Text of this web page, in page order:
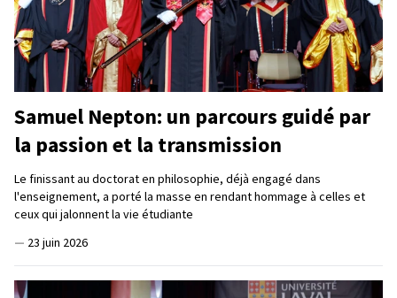
Samuel Nepton: un parcours guidé par
la passion et la transmission
Le finissant au doctorat en philosophie, déjà engagé dans
l'enseignement, a porté la masse en rendant hommage à celles et
ceux qui jalonnent la vie étudiante
— 23 juin 2026